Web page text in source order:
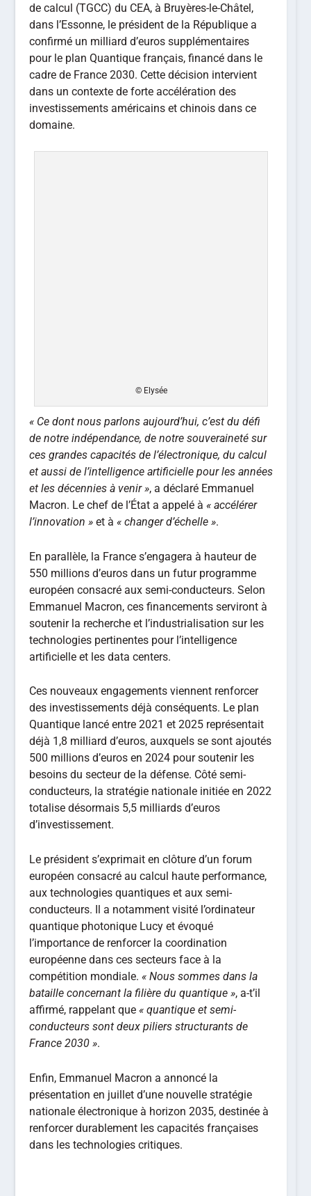
de calcul (TGCC) du CEA, à Bruyères-le-Châtel,
dans l’Essonne, le président de la République a
confirmé un milliard d’euros supplémentaires
pour le plan Quantique français, financé dans le
cadre de France 2030. Cette décision intervient
dans un contexte de forte accélération des
investissements américains et chinois dans ce
domaine.
© Elysée
« Ce dont nous parlons aujourd’hui, c’est du défi
de notre indépendance, de notre souveraineté sur
ces grandes capacités de l’électronique, du calcul
et aussi de l’intelligence artificielle pour les années
et les décennies à venir », a déclaré Emmanuel
Macron. Le chef de l’État a appelé à« accélérer
l’innovation » et à« changer d’échelle ».
En parallèle, la France s’engagera à hauteur de
550 millions d’euros dans un futur programme
européen consacré aux semi-conducteurs. Selon
Emmanuel Macron, ces financements serviront à
soutenir la recherche et l’industrialisation sur les
technologies pertinentes pour l’intelligence
artificielle et les data centers.
Ces nouveaux engagements viennent renforcer
des investissements déjà conséquents. Le plan
Quantique lancé entre 2021 et 2025 représentait
déjà 1,8 milliard d’euros, auxquels se sont ajoutés
500 millions d’euros en 2024 pour soutenir les
besoins du secteur de la défense. Côté semi-
conducteurs, la stratégie nationale initiée en 2022
totalise désormais 5,5 milliards d’euros
d’investissement.
Le président s’exprimait en clôture d’un forum
européen consacré au calcul haute performance,
aux technologies quantiques et aux semi-
conducteurs. Il a notamment visité l’ordinateur
quantique photonique Lucy et évoqué
l’importance de renforcer la coordination
européenne dans ces secteurs face à la
compétition mondiale. « Nous sommes dans la
bataille concernant la filière du quantique », a-t’il
affirmé, rappelant que« quantique et semi-
conducteurs sont deux piliers structurants de
France 2030 ».
Enfin, Emmanuel Macron a annoncé la
présentation en juillet d’une nouvelle stratégie
nationale électronique à horizon 2035, destinée à
renforcer durablement les capacités françaises
dans les technologies critiques.